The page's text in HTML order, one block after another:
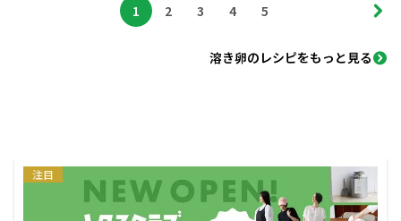
1 2 3 4 5
溶き卵のレシピをもっと見る
注目